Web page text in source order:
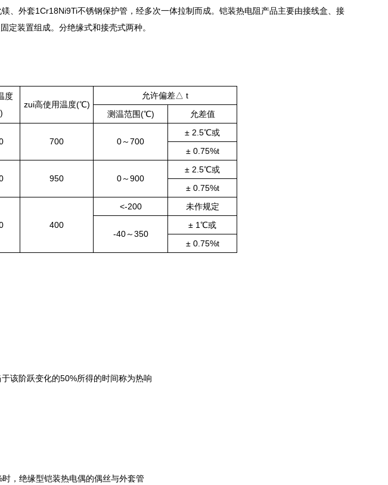
、外套1Cr18Ni9Ti不锈钢保护管，经多次一体拉制而成。铠装热电阻产品主要由接线盒、接
置组成。分绝缘式和接壳式两种。
度
zui高使用温度(℃)
允许偏差△ t
测温范围(℃)
允差值
700 0～700
± 2.5℃或
± 0.75%t
950 0～900
± 2.5℃或
± 0.75%t
400
<-200
未作规定
-40～350
± 1℃或
± 0.75%t
于该阶跃变化的50%所得的时间称为热响
，绝缘型铠装热电偶的偶丝与外套管